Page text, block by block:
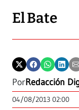
El Bate
PorRedacción
04/08/2013 02:00